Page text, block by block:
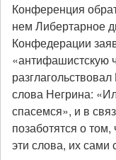
Конференция
нем Либертарное
Конфедерации
«антифашистскую
слова Негрина:
спасемся», и в
позаботятся о том,
эти слова, их сами